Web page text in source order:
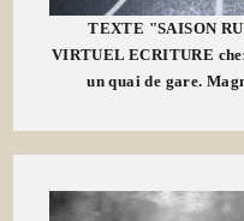
TEXTE "SAISON
VIRTUEL ECRITURE
un quai de gare.